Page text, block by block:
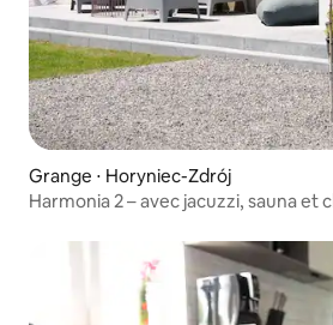
Grange ⋅ Horyniec-Zdrój
Harmonia 2 – avec jacuzzi, sauna et